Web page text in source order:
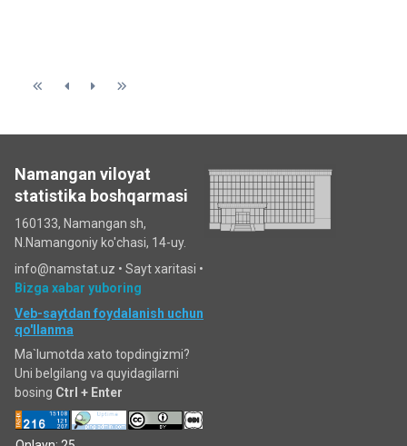
Namangan viloyat
statistika boshqarmasi
160133, Namangan sh,
N.Namangoniy ko'chasi, 14-uy.
info@namstat.uz • Sayt xaritasi •
Bizga xabar yuboring
Veb-saytdan foydalanish uchun
qo'llanma
Ma`lumotda xato topdingizmi?
Uni belgilang va quyidagilarni
bosing Ctrl + Enter